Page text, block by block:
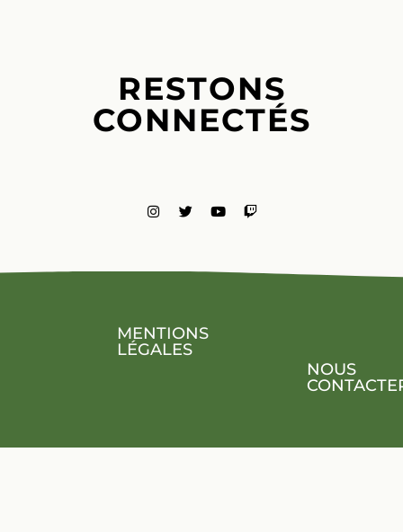
RESTONS
CONNECTÉS
MENTIONS
LÉGALES
NOUS